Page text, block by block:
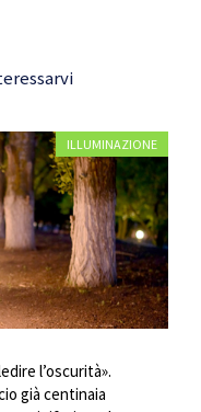
ILLUMINAZIONE
l’oscurità».
già centinaia